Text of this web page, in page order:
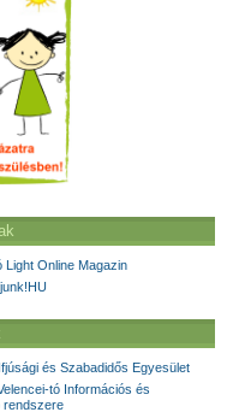
Light Online Magazin
és Szabadidős Egyesület
tó Információs és
rendszere